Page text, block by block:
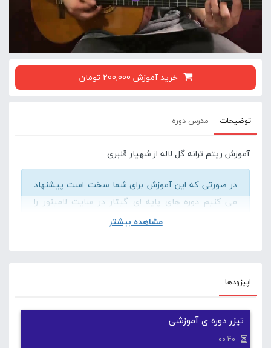
خرید آموزش 200,000 تومان
توضیحات مدرس دوره
آموزش ریتم ترانه گل لاله از شهیار قنبری
در صورتی که این آموزش برای شما سخت است پیشنهاد
می کنیم دوره های پایه ای گیتار در سایت لامینور را
مشاهده بیشتر
اپیزودها
تیزر دوره ی آموزشی